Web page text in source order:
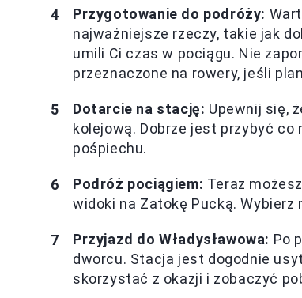
Przygotowanie do podróży:
najważniejsze rzeczy, takie jak
umili Ci czas w pociągu. Nie
przeznaczone na rowery, jeśli
Dotarcie na stację: Upewnij się,
kolejową. Dobrze jest przybyć
pośpiechu.
Podróż pociągiem: Teraz
widoki na Zatokę Pucką.
Przyjazd do Władysławowa: Po
dworcu. Stacja jest dogodnie
skorzystać z okazji i zobaczyć